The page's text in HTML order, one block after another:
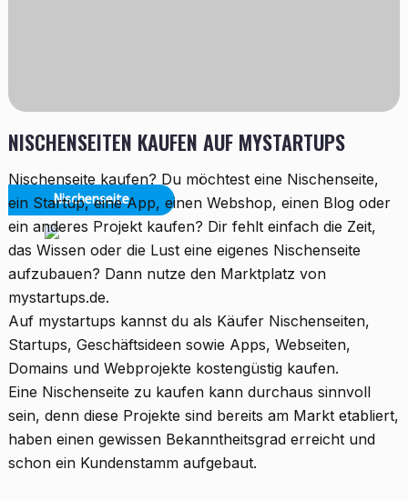
Nischenseite
Nischenseite kaufen
NISCHENSEITEN KAUFEN AUF MYSTARTUPS
Nischenseite kaufen? Du möchtest eine Nischenseite,
ein Startup, eine App, einen Webshop, einen Blog oder
ein anderes Projekt kaufen? Dir fehlt einfach die Zeit,
das Wissen oder die Lust eine eigenes Nischenseite
aufzubauen? Dann nutze den Marktplatz von
mystartups.de.
Auf mystartups kannst du als Käufer Nischenseiten,
Startups, Geschäftsideen sowie Apps, Webseiten,
Domains und Webprojekte kostengüstig kaufen.
Eine Nischenseite zu kaufen kann durchaus sinnvoll
sein, denn diese Projekte sind bereits am Markt etabliert,
haben einen gewissen Bekanntheitsgrad erreicht und
schon ein Kundenstamm aufgebaut.